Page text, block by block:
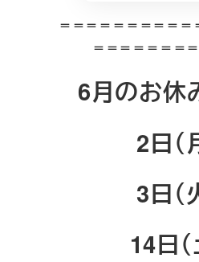
＝＝＝＝＝＝＝＝＝＝
＝＝＝＝＝＝＝
6月のお休
2日（
3日（
14日（